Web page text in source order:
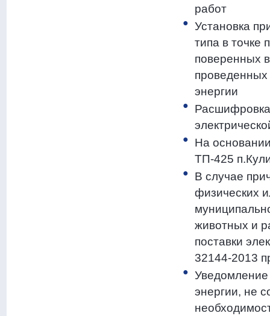
работ
Установка
типа в точке
поверенных
проведенных
энергии
Расшифровка
На
ТП-425
В случае
физических
животных и
поставки
32144-2013
Уведомление
энергии, не